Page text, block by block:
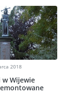
2018
Wijewie